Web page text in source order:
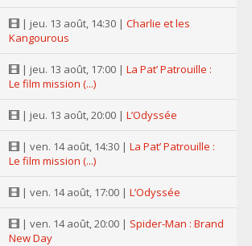
| jeu. 13 août, 14:30 | Charlie et les
Kangourous
| jeu. 13 août, 17:00 | La Pat’ Patrouille :
Le film mission (...)
| jeu. 13 août, 20:00 | L’Odyssée
| ven. 14 août, 14:30 | La Pat’ Patrouille :
Le film mission (...)
| ven. 14 août, 17:00 | L’Odyssée
| ven. 14 août, 20:00 | Spider-Man : Brand
New Day